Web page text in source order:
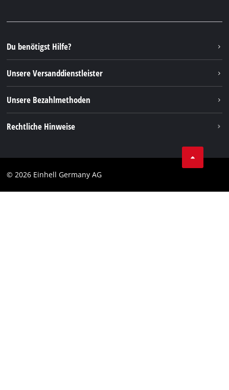
FAQs
Rücksendungen / Widerruf
Verpackungsrichtlinien
Hinweise zur Batterieentsorgung
Vertrag widerrufen
Instagram
TikTok
Pinterest
Linkedin
Du benötigst Hilfe?
Unsere Versanddienstleister
Unsere Bezahlmethoden
Rechtliche Hinweise
Impressum
© 2026 Einhell Germany AG